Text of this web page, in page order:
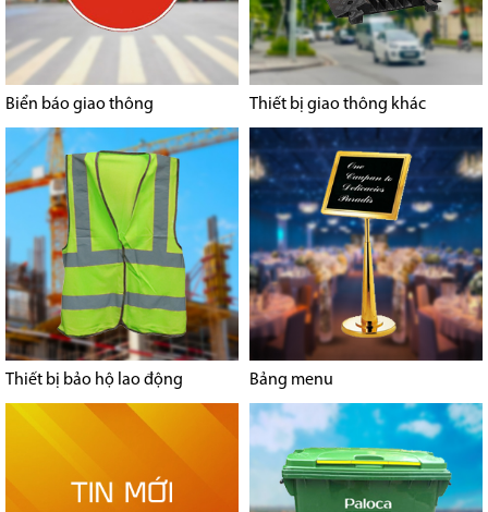
Biển báo giao thông Thiết bị giao thông khác
Thiết bị bảo hộ lao động Bảng menu